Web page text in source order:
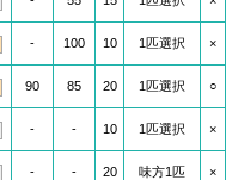
- 100 10 1匹選択 ×
90 85 20 1匹選択 ○
- - 10 1匹選択 ×
- - 20 味方1匹 ×